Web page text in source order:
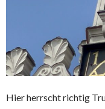
Hier herrscht richtig